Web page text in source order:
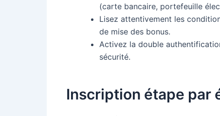
(carte bancaire, portefeuille
Lisez attentivement les
de mise des bonus.
Activez la double
sécurité.
Inscription étape par